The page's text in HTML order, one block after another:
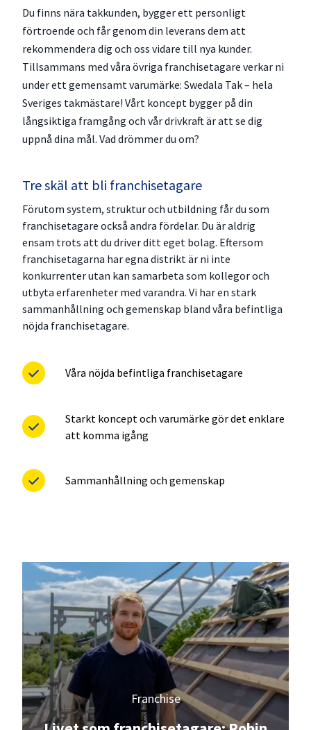
Du finns nära takkunden, bygger ett personligt
förtroende och får genom din leverans dem att
rekommendera dig och oss vidare till nya kunder.
Tillsammans med våra övriga franchisetagare verkar ni
under ett gemensamt varumärke: Swedala Tak – hela
Sveriges takmästare! Vårt koncept bygger på din
långsiktiga framgång och vår drivkraft är att se dig
uppnå dina mål. Vad drömmer du om?
Tre skäl att bli franchisetagare
Förutom system, struktur och utbildning får du som
franchisetagare också andra fördelar. Du är aldrig
ensam trots att du driver ditt eget bolag. Eftersom
franchisetagarna har egna distrikt är ni inte
konkurrenter utan kan samarbeta som kollegor och
utbyta erfarenheter med varandra. Vi har en stark
sammanhållning och gemenskap bland våra befintliga
nöjda franchisetagare.
Våra nöjda befintliga franchisetagare
Starkt koncept och varumärke gör det enklare
att komma igång
Sammanhållning och gemenskap
Franchise